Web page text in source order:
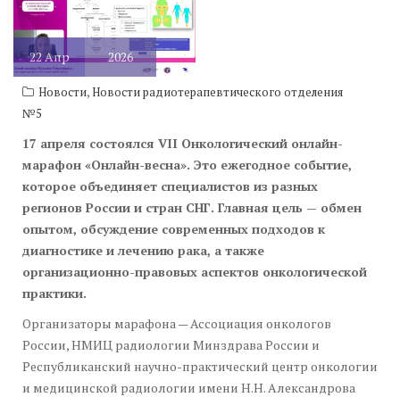
22Апр 2026
Новости,Новости радиотерапевтического отделения
№5
17 апреля состоялся VII Онкологический онлайн-
марафон «Онлайн-весна». Это ежегодное событие,
которое объединяет специалистов из разных
регионов России и стран СНГ. Главная цель — обмен
опытом, обсуждение современных подходов к
диагностике и лечению рака, а также
организационно-правовых аспектов онкологической
практики.
Организаторы марафона — Ассоциация онкологов
России, НМИЦ радиологии Минздрава России и
Республиканский научно-практический центр онкологии
и медицинской радиологии имени Н.Н. Александрова